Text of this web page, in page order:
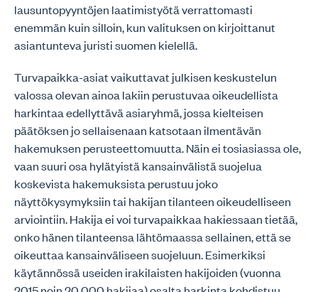
lausuntopyyntöjen laatimistyötä verrattomasti
enemmän kuin silloin, kun valituksen on kirjoittanut
asiantunteva juristi suomen kielellä.
Turvapaikka-asiat vaikuttavat julkisen keskustelun
valossa olevan ainoa lakiin perustuvaa oikeudellista
harkintaa edellyttävä asiaryhmä, jossa kielteisen
päätöksen jo sellaisenaan katsotaan ilmentävän
hakemuksen perusteettomuutta. Näin ei tosiasiassa ole,
vaan suuri osa hylätyistä kansainvälistä suojelua
koskevista hakemuksista perustuu joko
näyttökysymyksiin tai hakijan tilanteen oikeudelliseen
arviointiin. Hakija ei voi turvapaikkaa hakiessaan tietää,
onko hänen tilanteensa lähtömaassa sellainen, että se
oikeuttaa kansainväliseen suojeluun. Esimerkiksi
käytännössä useiden irakilaisten hakijoiden (vuonna